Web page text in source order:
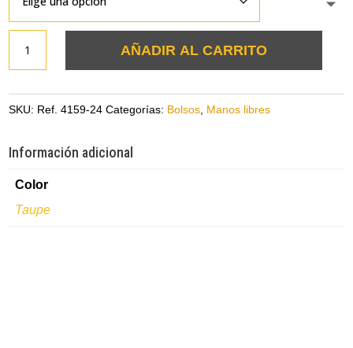
cuero
folia
con
cadena
cantidad
AÑADIR AL CARRITO
SKU: Ref. 4159-24 Categorías: Bolsos, Manos libres
Información adicional
Color
Taupe